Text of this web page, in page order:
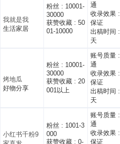
我就是我
生活家居
粉丝 : 10001-
30000
获赞收藏 : 50
01-10000
通
收录效果 :
保证
出稿时间 :
天
烤地瓜
好物分享
粉丝 : 10001-
30000
获赞收藏 : 20
001以上
账号质量 :
通
收录效果 :
保证
出稿时间 :
天
小红书千粉9
粉丝 : 1001-3
000
获赞收藏 : 0-
账号质量 :
通
收录效果 :
保证